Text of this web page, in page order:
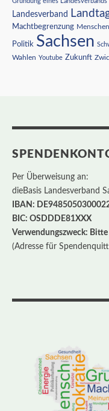
Landesverband
Machtbegrenzung Menschen
Politik Sachsen
Wahlen Youtube Zukunft
Per Überweisung an:
dieBasis Landesverband
IBAN:
BIC: OSDDDE81XXX
Verwendungszweck:
(Adresse für